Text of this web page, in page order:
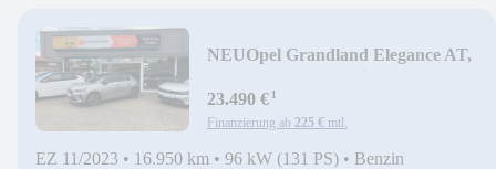
NEUOpel Grandland Elegance AT,
23.490 €¹
Finanzierung ab 225 € mtl.
EZ 11/2023 • 16.950 km • 96 kW (131 PS) • Benzin